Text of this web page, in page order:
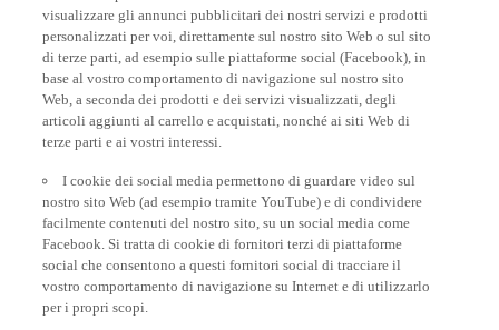
visualizzare gli annunci pubblicitari dei nostri servizi e prodotti
personalizzati per voi, direttamente sul nostro sito Web o sul sito
di terze parti, ad esempio sulle piattaforme social (Facebook), in
base al vostro comportamento di navigazione sul nostro sito
Web, a seconda dei prodotti e dei servizi visualizzati, degli
articoli aggiunti al carrello e acquistati, nonché ai siti Web di
terze parti e ai vostri interessi.
I cookie dei social media permettono di guardare video sul
nostro sito Web (ad esempio tramite YouTube) e di condividere
facilmente contenuti del nostro sito, su un social media come
Facebook. Si tratta di cookie di fornitori terzi di piattaforme
social che consentono a questi fornitori social di tracciare il
vostro comportamento di navigazione su Internet e di utilizzarlo
per i propri scopi.